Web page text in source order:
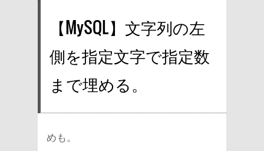
【MySQL】文字列の左
側を指定文字で指定数
まで埋める。
めも。